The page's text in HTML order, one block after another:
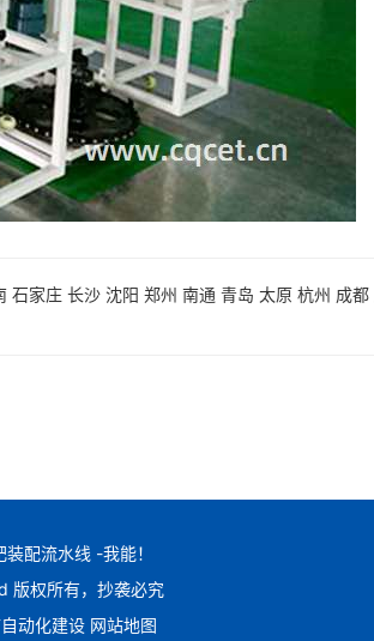
石家庄 长沙 沈阳 郑州 南通 青岛 太原 杭州 成都
配流水线 -我能！
版权所有，抄袭必究
动化建设 网站地图